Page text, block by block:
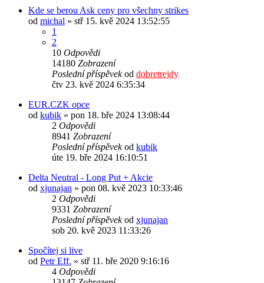
Kde se berou Ask ceny pro všechny strikes
od michal » stř 15. kvě 2024 13:52:55
1
2
10 Odpovědi
14180 Zobrazení
Poslední příspěvekod dobretrejdy
čtv 23. kvě 2024 6:35:34
EUR.CZK opce
od kubik » pon 18. bře 2024 13:08:44
2 Odpovědi
8941 Zobrazení
Poslední příspěvekod kubik
úte 19. bře 2024 16:10:51
Delta Neutral - Long Put + Akcie
od xjunajan » pon 08. kvě 2023 10:33:46
2 Odpovědi
9331 Zobrazení
Poslední příspěvekod xjunajan
sob 20. kvě 2023 11:33:26
Spočítej si live
od Petr Eff. » stř 11. bře 2020 9:16:16
4 Odpovědi